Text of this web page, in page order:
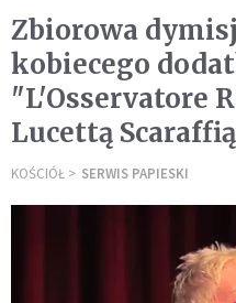
Zbiorowa
kobiecego
"L'Osservatore
Lucettą Scaraffią
KOŚCIÓŁ SERWIS PAPIESKI